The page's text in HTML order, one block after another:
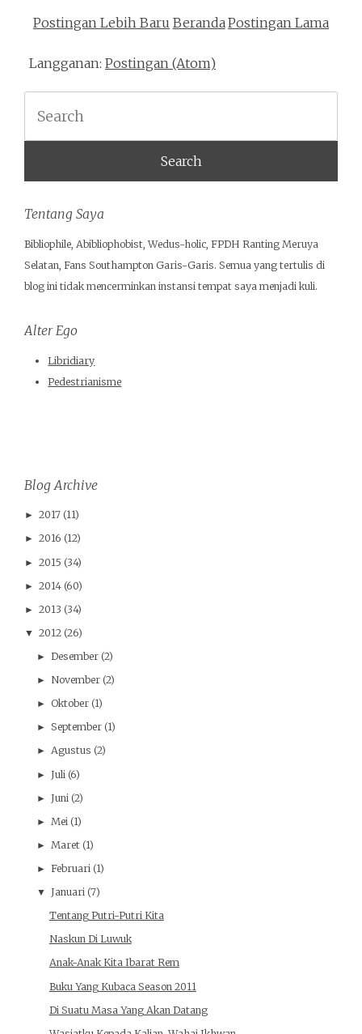
Postingan Lebih Baru Postingan Lama
Beranda
Langganan: Postingan (Atom)
Tentang Saya
Bibliophile, Abibliophobist, Wedus-holic, FPDH Ranting Meruya
Selatan, Fans Southampton Garis-Garis. Semua yang tertulis di
blog ini tidak mencerminkan instansi tempat saya menjadi kuli.
Alter Ego
Libridiary
Pedestrianisme
Blog Archive
► 2017 (11)
► 2016 (12)
► 2015 (34)
► 2014 (60)
► 2013 (34)
▼ 2012 (26)
► Desember (2)
► November (2)
► Oktober (1)
► September (1)
► Agustus (2)
► Juli (6)
► Juni (2)
► Mei (1)
► Maret (1)
► Februari (1)
▼ Januari (7)
Tentang Putri-Putri Kita
Naskun Di Luwuk
Anak-Anak Kita Ibarat Rem
Buku Yang Kubaca Season 2011
Di Suatu Masa Yang Akan Datang